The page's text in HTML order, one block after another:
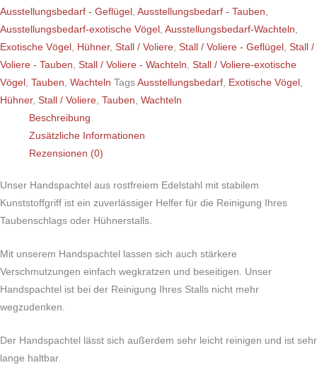
Ausstellungsbedarf - Geflügel
Ausstellungsbedarf - Tauben
Ausstellungsbedarf-exotische Vögel
Ausstellungsbedarf-Wachteln
Exotische Vögel
Hühner, Stall / Voliere Stall / Voliere - Geflügel
Stall /
Voliere - Tauben Stall / Voliere - Wachteln Stall / Voliere-exotische
Vögel
Tauben Wachteln Tags Ausstellungsbedarf Exotische Vögel
Hühner, Stall / Voliere Tauben Wachteln
Beschreibung
Zusätzliche Informationen
Rezensionen (0)
Unser Handspachtel aus rostfreiem Edelstahl mit stabilem
Kunststoffgriff ist ein zuverlässiger Helfer für die Reinigung Ihres
Taubenschlags oder Hühnerstalls.
Mit unserem Handspachtel lassen sich auch stärkere
Verschmutzungen einfach wegkratzen und beseitigen. Unser
Handspachtel ist bei der Reinigung Ihres Stalls nicht mehr
wegzudenken.
Der Handspachtel lässt sich außerdem sehr leicht reinigen und ist sehr
lange haltbar.